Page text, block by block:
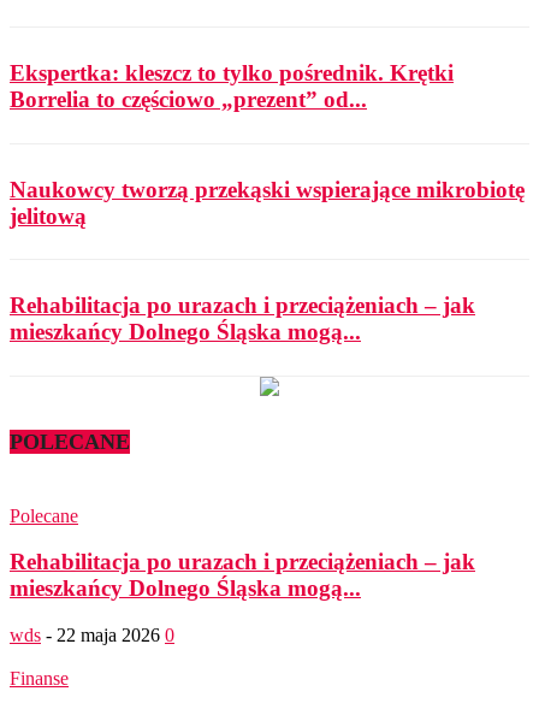
Ekspertka: kleszcz to tylko pośrednik. Krętki
Borrelia to częściowo „prezent” od...
Naukowcy tworzą przekąski wspierające mikrobiotę
jelitową
Rehabilitacja po urazach i przeciążeniach – jak
mieszkańcy Dolnego Śląska mogą...
POLECANE
Polecane
Rehabilitacja po urazach i przeciążeniach – jak
mieszkańcy Dolnego Śląska mogą...
wds - 22 maja 2026 0
Finanse